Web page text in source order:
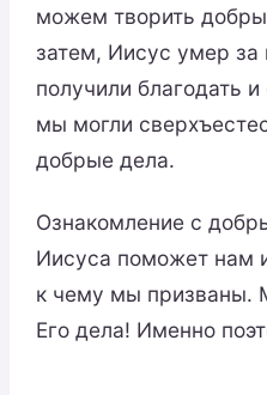
можем творить
затем, Иисус умер
получили благодать
мы могли
добрые дела.
Ознакомление с
Иисуса поможет нам
к чему мы призваны.
Его дела! Именно